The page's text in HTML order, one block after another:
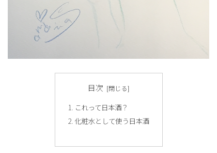
目次
これって日本酒？
化粧水として使う日本酒